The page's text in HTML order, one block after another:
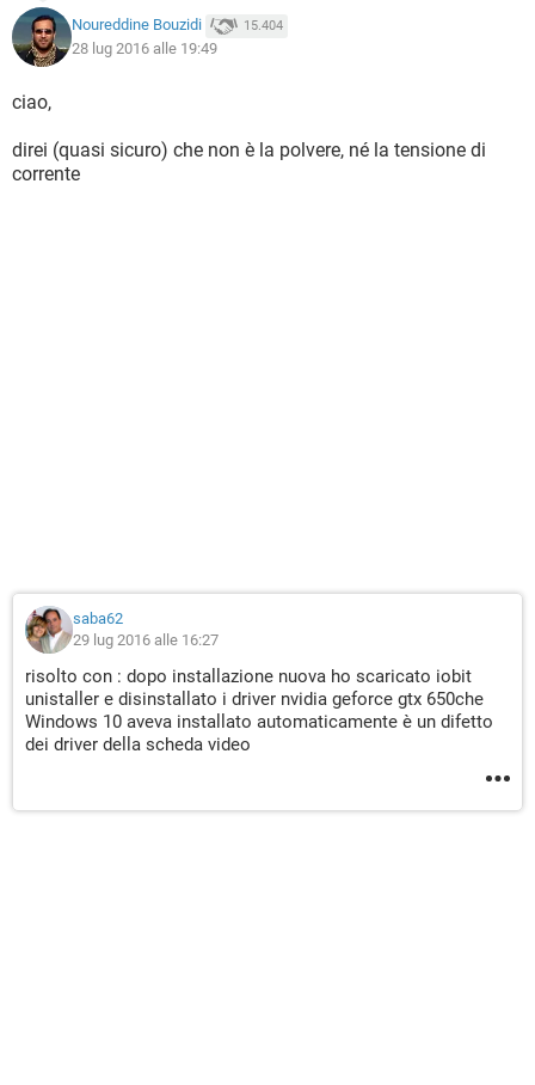
Noureddine Bouzidi 15.404
28 lug 2016 alle 19:49
ciao,
direi (quasi sicuro) che non è la polvere, né la tensione di
corrente
saba62
29 lug 2016 alle 16:27
risolto con : dopo installazione nuova ho scaricato iobit
unistaller e disinstallato i driver nvidia geforce gtx 650che
Windows 10 aveva installato automaticamente è un difetto
dei driver della scheda video